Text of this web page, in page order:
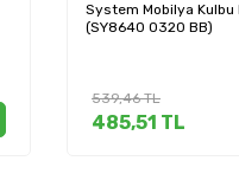
System Mobilya Kulbu
(SY8640 0320 BB)
539,46TL
485,51 TL